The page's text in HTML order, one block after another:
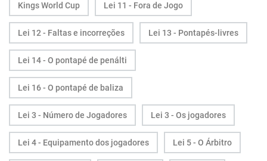
Kings World Cup Lei 11 - Fora de Jogo
Lei 12 - Faltas e incorreções Lei 13 - Pontapés-livres
Lei 14 - O pontapé de penálti
Lei 16 - O pontapé de baliza
Lei 3 - Número de Jogadores Lei 3 - Os jogadores
Lei 4 - Equipamento dos jogadores Lei 5 - O Árbitro